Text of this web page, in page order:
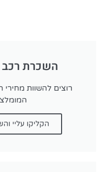
השכרת רכב
רוצים להשוות
הקליקו עליי